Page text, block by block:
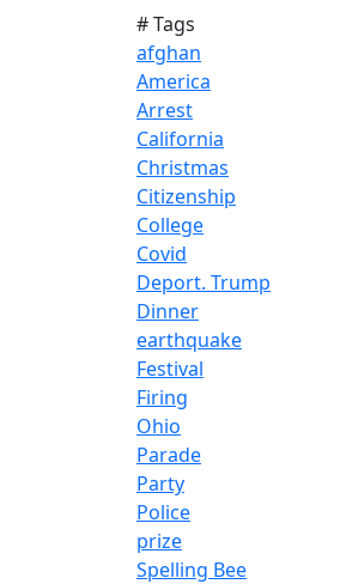
# Tags
afghan
America
Arrest
California
Christmas
Citizenship
College
Covid
Deport. Trump
Dinner
earthquake
Festival
Firing
Ohio
Parade
Party
Police
prize
Spelling Bee